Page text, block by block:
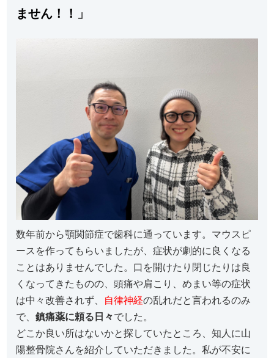
ません！！
」
数年前から顎関節症で歯科に通っています。マウスピ
ースを作ってもらいましたが、症状が劇的に良くなる
ことはありませんでした。口を開けたり閉じたりは良
くなってきたものの、頭痛や肩こり、めまい等の症状
は中々改善されず、
自律神経の乱れだと言われるのみ
で、 鎮痛薬に頼る日々でした。
どこか良い所はないかと探していたところ、知人に山
陽整骨院さんを紹介していただきました。私が不安に